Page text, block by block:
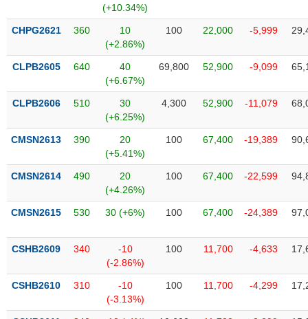
(+10.34%)
CHPG2621 360
10
(+2.86%)
100 22,000 -5,999
CLPB2605 640
40
(+6.67%)
69,800 52,900 -9,099
CLPB2606 510
30
(+6.25%)
4,300 52,900 -11,079
CMSN2613 390
20
(+5.41%)
100 67,400 -19,389
CMSN2614 490
20
(+4.26%)
100 67,400 -22,599
CMSN2615 530 30 (+6%) 100 67,400 -24,389
CSHB2609 340
-10
(-2.86%)
100 11,700 -4,633
CSHB2610 310
-10
(-3.13%)
100 11,700 -4,299
CÔNG
THÔNG
DỊCH
TRUYỀN